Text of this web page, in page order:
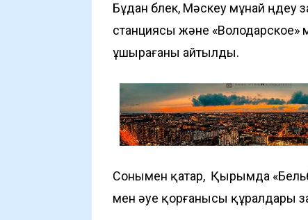
Бұдан бөлек, Мәскеу мұнай
станциясы және «Володарское»
ұшырағаны айтылды.
Сонымен қатар, Қырымда
мен әуе қорғанысы құралдары